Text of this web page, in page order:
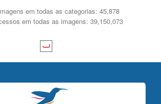
em todas as categorias: 45,878
em todas as imagens: 39,150,073